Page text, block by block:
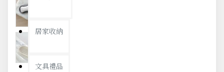
居家收納
文具禮品